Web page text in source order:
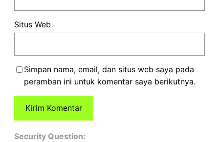
Situs Web
Simpan nama, email, dan situs web saya pada
peramban ini untuk komentar saya berikutnya.
Security Question: